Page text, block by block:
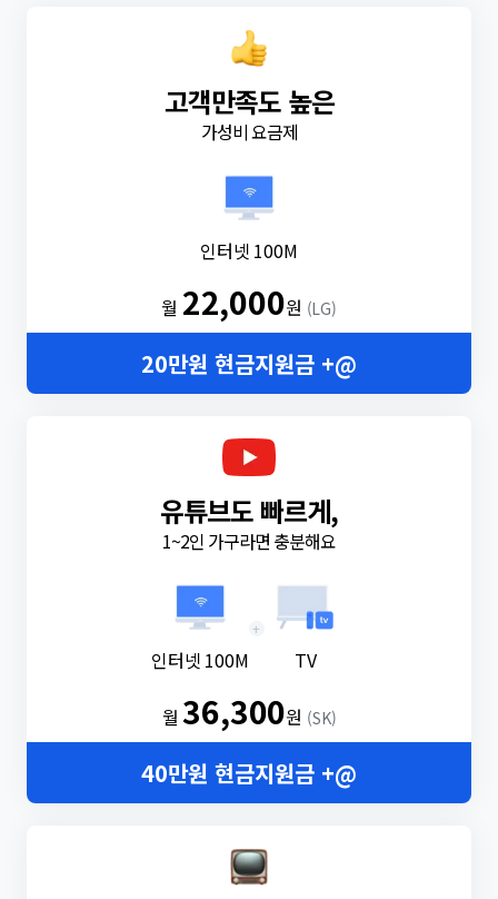
고객만족도 높은
가성비 요금제
인터넷 100M
월 22,000원 (LG)
20만원 현금지원금 +@
유튜브도 빠르게,
1~2인 가구라면 충분해요
인터넷 100M
+
TV
월36,300원 (SK)
40만원 현금지원금 +@